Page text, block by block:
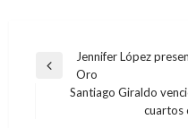
Navegación
Entrada
anterior
Jennifer López
Oro
Santiago Giraldo
cuartos